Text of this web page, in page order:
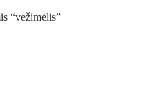
“vežimėlis”